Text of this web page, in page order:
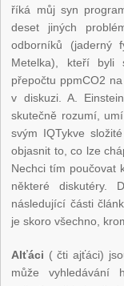
říká můj syn
deset jiných
odborníků (jaderný
Metelka), kteří byli
přepočtu ppmCO2
v diskuzi. A.
skutečně rozumí,
svým IQTykve
objasnit to, co lze
Nechci tím poučovat
některé diskutéry.
následující části
je skoro všechno,
AIťáci ( čti ajťáci)
může vyhledávání